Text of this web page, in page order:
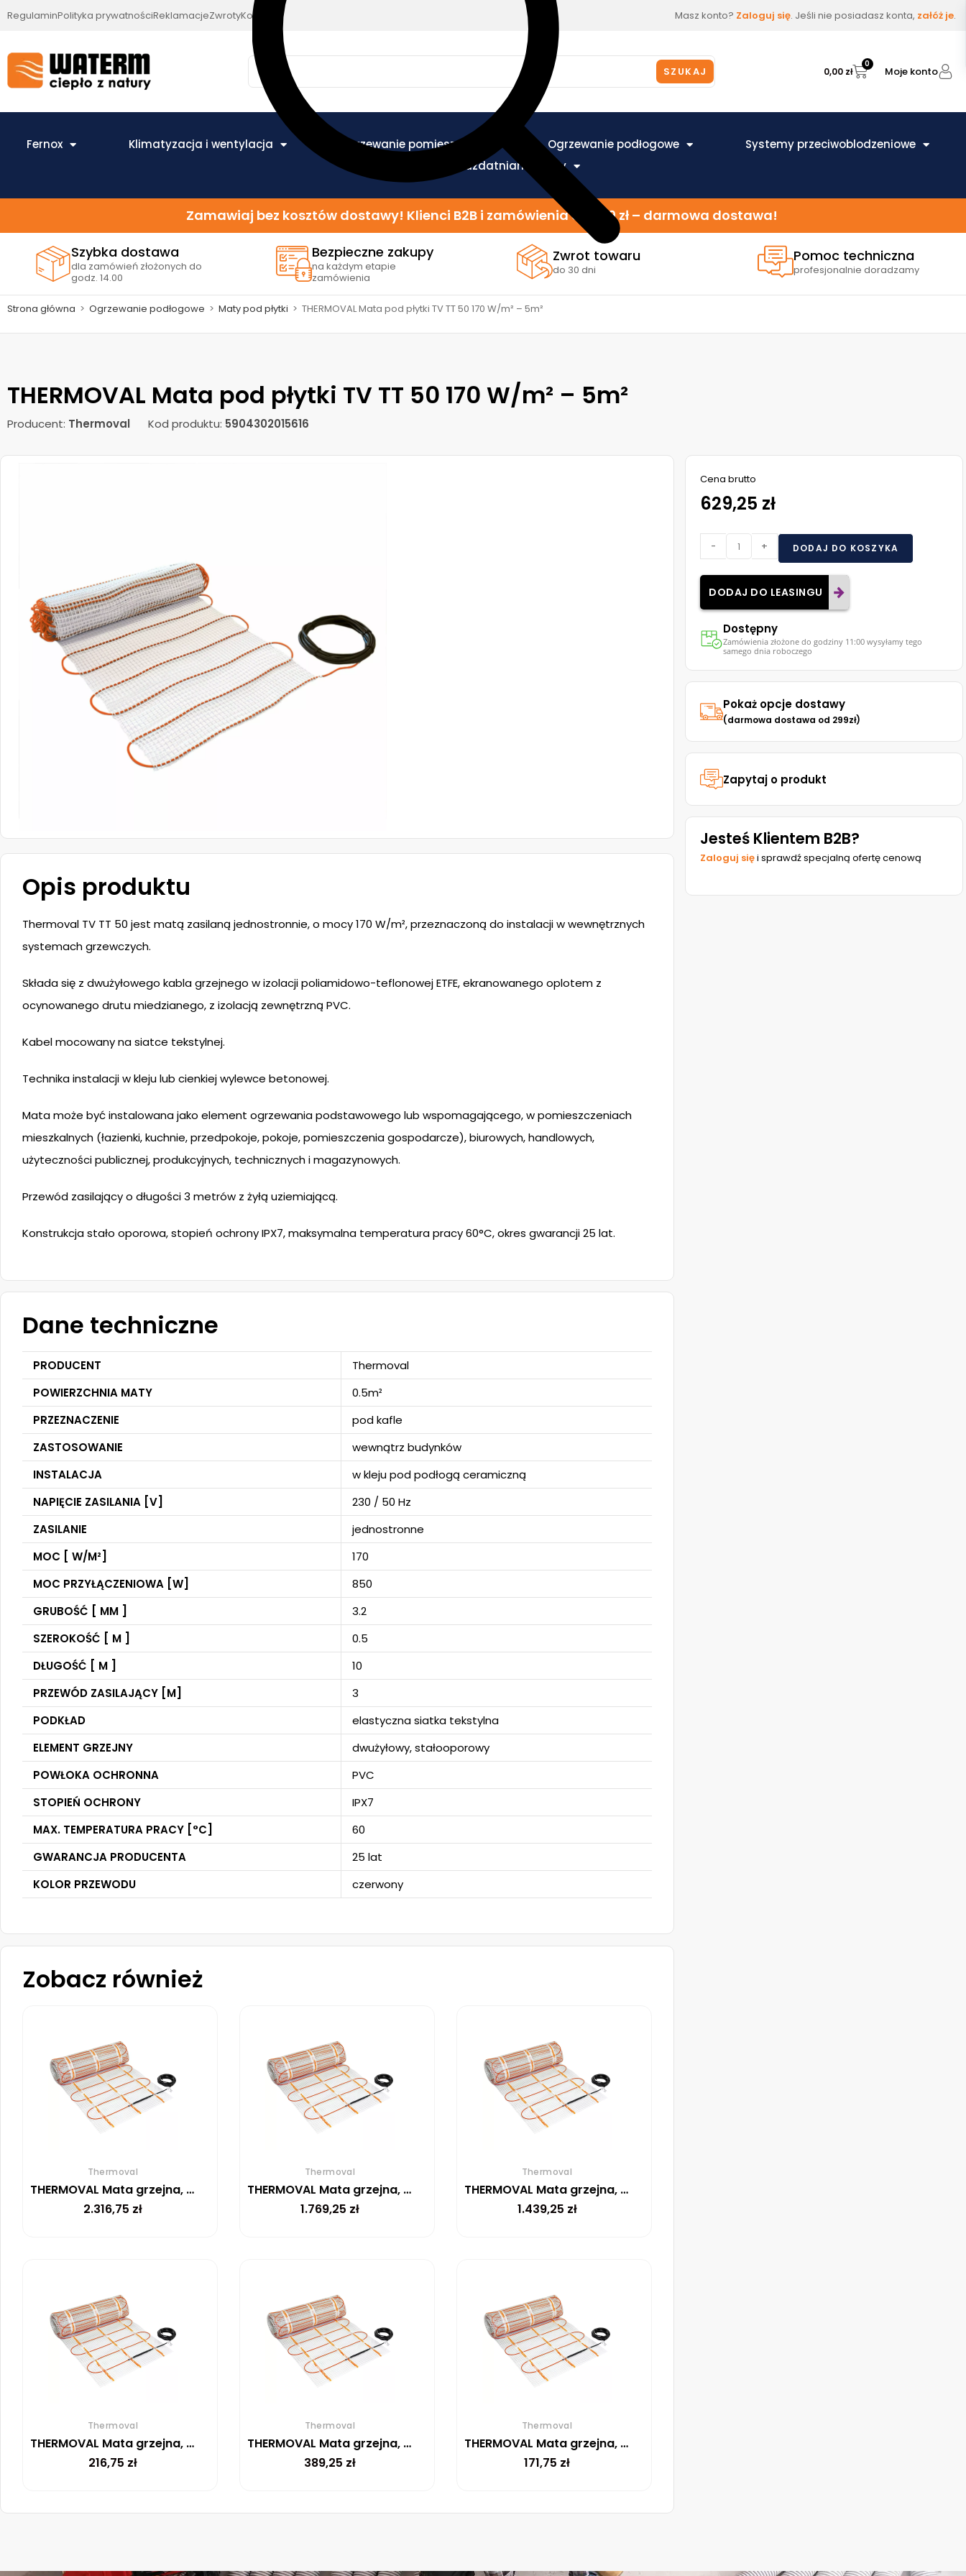
RegulaminPolityka prywatnościReklamacjeZwrotyKontakt Masz konto? Zaloguj się. Jeśli nie posiadasz konta, załóż je.
SZUKAJ 0,00 zł
0
Moje konto
Fernox Klimatyzacja i wentylacja Ogrzewanie pomieszczeń Ogrzewanie podłogowe
Systemy przeciwoblodzeniowe
Ogrzewanie i uzdatnianie wody
Zamawiaj bez kosztów dostawy! Klienci B2B i zamówienia od 299 zł – darmowa dostawa!
Szybka dostawa
dla zamówień złożonych do
godz. 14.00
Bezpieczne zakupy
na każdym etapie
zamówienia
Zwrot towaru
do 30 dni
Pomoc techniczna
profesjonalnie doradzamy
Strona główna > Ogrzewanie podłogowe > Maty pod płytki > THERMOVAL Mata pod płytki TV TT 50 170 W/m² – 5m²
THERMOVAL Mata pod płytki TV TT 50 170 W/m² – 5m²
Producent: Thermoval Kod produktu: 5904302015616
Opis produktu
Thermoval TV TT 50 jest matą zasilaną jednostronnie, o mocy 170 W/m², przeznaczoną do instalacji w wewnętrznych
systemach grzewczych.
Składa się z dwużyłowego kabla grzejnego w izolacji poliamidowo-teflonowej ETFE, ekranowanego oplotem z
ocynowanego drutu miedzianego, z izolacją zewnętrzną PVC.
Kabel mocowany na siatce tekstylnej.
Technika instalacji w kleju lub cienkiej wylewce betonowej.
Mata może być instalowana jako element ogrzewania podstawowego lub wspomagającego, w pomieszczeniach
mieszkalnych (łazienki, kuchnie, przedpokoje, pokoje, pomieszczenia gospodarcze), biurowych, handlowych,
użyteczności publicznej, produkcyjnych, technicznych i magazynowych.
Przewód zasilający o długości 3 metrów z żyłą uziemiającą.
Konstrukcja stało oporowa, stopień ochrony IPX7, maksymalna temperatura pracy 60°C, okres gwarancji 25 lat.
Dane techniczne
PRODUCENT
Thermoval
POWIERZCHNIA MATY
0.5m²
PRZEZNACZENIE
pod kafle
ZASTOSOWANIE
wewnątrz budynków
INSTALACJA
w kleju pod podłogą ceramiczną
NAPIĘCIE ZASILANIA [V]
230 / 50 Hz
ZASILANIE
jednostronne
MOC [ W/M²]
170
MOC PRZYŁĄCZENIOWA [W]
850
GRUBOŚĆ [ MM ]
3.2
SZEROKOŚĆ [ M ]
0.5
DŁUGOŚĆ [ M ]
10
PRZEWÓD ZASILAJĄCY [M]
3
PODKŁAD
elastyczna siatka tekstylna
ELEMENT GRZEJNY
dwużyłowy, stałooporowy
POWŁOKA OCHRONNA
PVC
STOPIEŃ OCHRONY
IPX7
MAX. TEMPERATURA PRACY [°C]
60
GWARANCJA PRODUCENTA
25 lat
KOLOR PRZEWODU
czerwony
Zobacz również
Thermoval
THERMOVAL Mata grzejna, grzewcza, elektryczna pod płytki TV TO 50 150 W/m² – 20m²
2.316,75 zł
Thermoval
THERMOVAL Mata grzejna, grzewcza, elektryczna pod płytki TV TO 50 150 W/m² – 15m²
1.769,25 zł
Thermoval
THERMOVAL Mata grzejna, grzewcza, elektryczna pod płytki TV TO 50 150 W/m² – 12m²
1.439,25 zł
Thermoval
THERMOVAL Mata grzejna, grzewcza, elektryczna pod płytki TV TO 50 170 W/m² – 1m²
216,75 zł
Thermoval
THERMOVAL Mata grzejna, grzewcza, elektryczna pod płytki TV TO 50 170 W/m² – 2,5m²
389,25 zł
Thermoval
THERMOVAL Mata grzejna, grzewcza, elektryczna pod płytki TV TO 50 170 W/m² – 0,5m²
171,75 zł
Cena brutto
629,25 zł
- + DODAJ DO KOSZYKA
DODAJ DO LEASINGU
Dostępny
Zamówienia złożone do godziny 11:00 wysyłamy tego
samego dnia roboczego
Pokaż opcje dostawy
(darmowa dostawa od 299zł)
Zapytaj o produkt
Jesteś Klientem B2B?
Zaloguj sięi sprawdź specjalną ofertę cenową